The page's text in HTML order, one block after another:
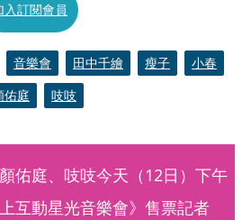
入訂閱會員
音樂會 田中千繪 瘦子
小春
佑庭 吱吱
佑庭、吱吱今天（12日）下午
互動星光音樂會》售票記者